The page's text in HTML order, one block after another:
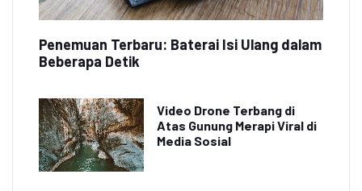
Penemuan Terbaru: Baterai Isi Ulang dalam
Beberapa Detik
Video Drone Terbang di
Atas Gunung Merapi Viral di
Media Sosial